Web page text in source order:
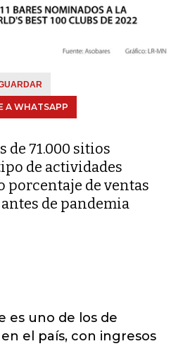
A WHATSAPP
de 71.000 sitios
de actividades
porcentaje de ventas
de pandemia
es uno de los de
el país, con ingresos